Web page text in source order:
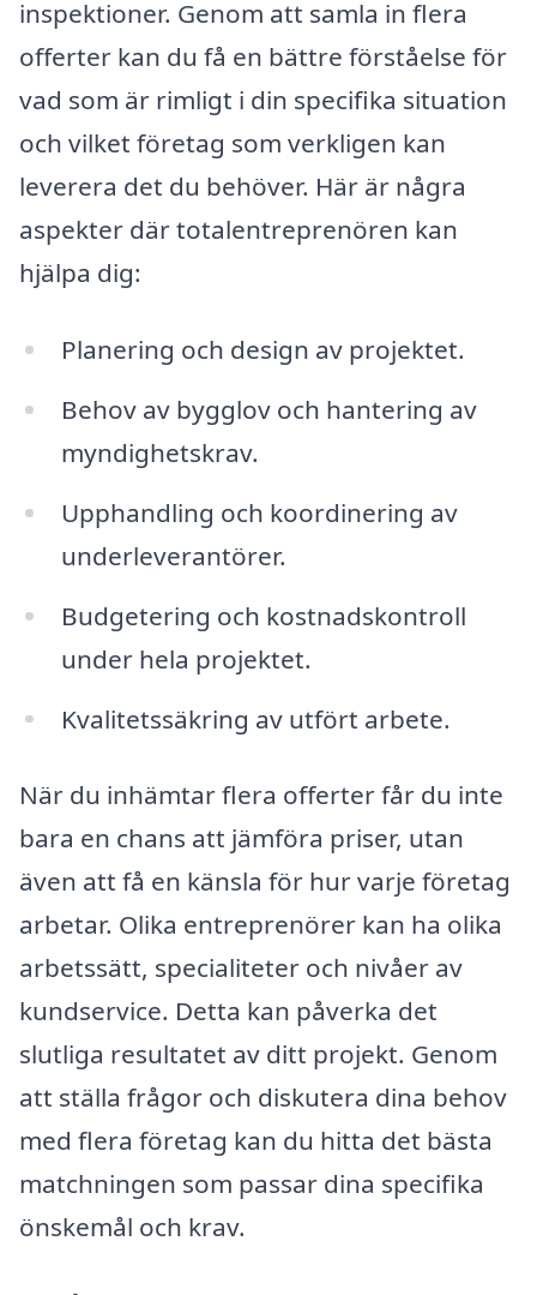
inspektioner. Genom att samla in flera
offerter kan du få en bättre förståelse för
vad som är rimligt i din specifika situation
och vilket företag som verkligen kan
leverera det du behöver. Här är några
aspekter där totalentreprenören kan
hjälpa dig:
Planering och design av projektet.
Behov av bygglov och hantering av
myndighetskrav.
Upphandling och koordinering av
underleverantörer.
Budgetering och kostnadskontroll
under hela projektet.
Kvalitetssäkring av utfört arbete.
När du inhämtar flera offerter får du inte
bara en chans att jämföra priser, utan
även att få en känsla för hur varje företag
arbetar. Olika entreprenörer kan ha olika
arbetssätt, specialiteter och nivåer av
kundservice. Detta kan påverka det
slutliga resultatet av ditt projekt. Genom
att ställa frågor och diskutera dina behov
med flera företag kan du hitta det bästa
matchningen som passar dina specifika
önskemål och krav.